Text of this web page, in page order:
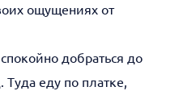
ощущениях от
добраться до
Туда еду по платке,